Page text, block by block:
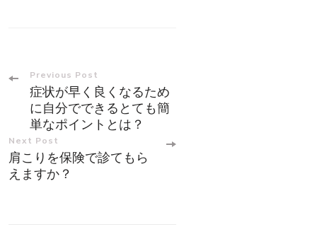
Post
Navigation
Previous Post
症状が早く良くなるため
に自分でできるとても簡
単なポイントとは？
Next Post
肩こりを保険で診てもら
えますか？